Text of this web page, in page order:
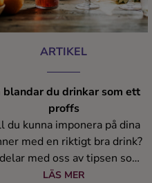
ARTIKEL
blandar du drinkar som ett
proffs
du kunna imponera på dina
med en riktigt bra drink?
med oss av tipsen som
dig till en hemmabartender i
LÄS MER